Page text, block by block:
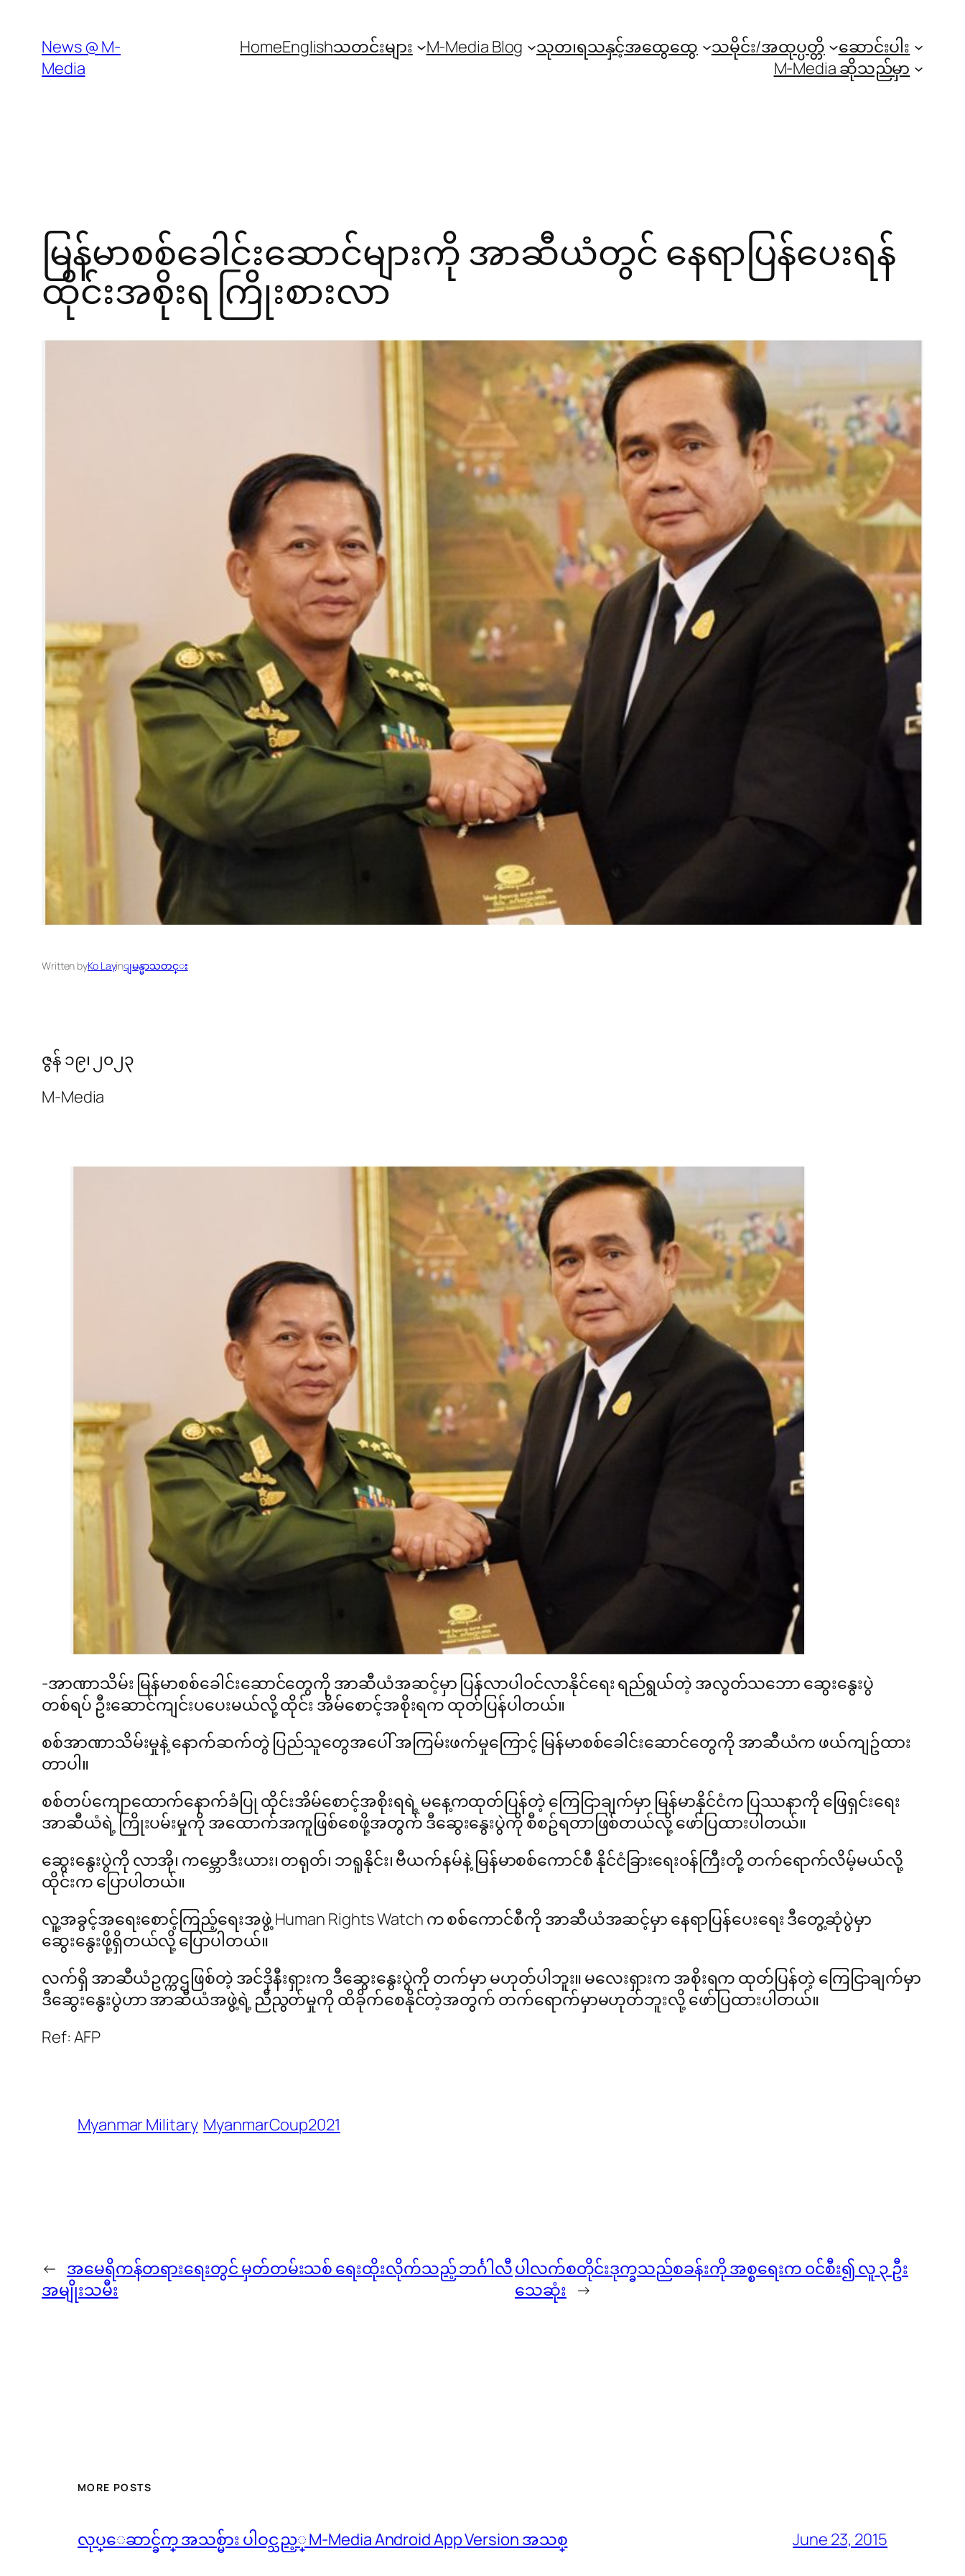
content
News @ M-
Media
HomeEnglishသတင်းများ M-Media Blog သုတ၊ရသနှင့်အထွေထွေ သမိုင်း/အထုပ္ပတ္တိ
ဆောင်းပါး
M-Media ဆိုသည်မှာ
မြန်မာစစ်ခေါင်းဆောင်များကို အာဆီယံတွင် နေရာပြန်ပေးရန်
ထိုင်းအစိုးရ ကြိုးစားလာ
Written byKo Layinျမန္မာသတင္း
ဇွန် ၁၉၊ ၂၀၂၃
M-Media
-အာဏာသိမ်း မြန်မာစစ်ခေါင်းဆောင်တွေကို အာဆီယံအဆင့်မှာ ပြန်လာပါ၀င်လာနိုင်ရေး ရည်ရွယ်တဲ့ အလွတ်သဘော ဆွေးနွေးပွဲ
တစ်ရပ် ဦးဆောင်ကျင်းပပေးမယ်လို့ ထိုင်း အိမ်စောင့်အစိုးရက ထုတ်ပြန်ပါတယ်။
စစ်အာဏာသိမ်းမှုနဲ့ နောက်ဆက်တွဲ ပြည်သူတွေအပေါ် အကြမ်းဖက်မှုကြောင့် မြန်မာစစ်ခေါင်းဆောင်တွေကို အာဆီယံက ဖယ်ကျဥ်ထား
တာပါ။
စစ်တပ်ကျောထောက်နောက်ခံပြု ထိုင်းအိမ်စောင့်အစိုးရရဲ့ မနေ့ကထုတ်ပြန်တဲ့ ကြေငြာချက်မှာ မြန်မာနိုင်ငံက ပြဿနာကို ဖြေရှင်းရေး
အာဆီယံရဲ့ ကြိုးပမ်းမှုကို အထောက်အကူဖြစ်စေဖို့အတွက် ဒီဆွေးနွေးပွဲကို စီစဥ်ရတာဖြစ်တယ်လို့ ဖော်ပြထားပါတယ်။
ဆွေးနွေးပွဲကို လာအို၊ ကမ္ဘောဒီးယား၊ တရုတ်၊ ဘရူနိုင်း၊ ဗီယက်နမ်နဲ့ မြန်မာစစ်ကောင်စီ နိုင်ငံခြားရေး၀န်ကြီးတို့ တက်ရောက်လိမ့်မယ်လို့
ထိုင်းက ပြောပါတယ်။
လူ့အခွင့်အရေးစောင့်ကြည့်ရေးအဖွဲ့ Human Rights Watch က စစ်ကောင်စီကို အာဆီယံအဆင့်မှာ နေရာပြန်ပေးရေး ဒီတွေ့ဆုံပွဲမှာ
ဆွေးနွေးဖို့ရှိတယ်လို့ ပြောပါတယ်။
လက်ရှိ အာဆီယံဥက္ကဌဖြစ်တဲ့ အင်ဒိုနီးရှားက ဒီဆွေးနွေးပွဲကို တက်မှာ မဟုတ်ပါဘူး။ မလေးရှားက အစိုးရက ထုတ်ပြန်တဲ့ ကြေငြာချက်မှာ
ဒီဆွေးနွေးပွဲဟာ အာဆီယံအဖွဲ့ရဲ့ ညီညွတ်မှုကို ထိခိုက်စေနိုင်တဲ့အတွက် တက်ရောက်မှာမဟုတ်ဘူးလို့ ဖော်ပြထားပါတယ်။
Ref: AFP
Myanmar Military MyanmarCoup2021
← အမေရိကန်တရားရေးတွင် မှတ်တမ်းသစ် ရေးထိုးလိုက်သည့် ဘင်္ဂါလီ
အမျိုးသမီး
ပါလက်စတိုင်းဒုက္ခသည်စခန်းကို အစ္စရေးက ၀င်စီး၍ လူ ၃ ဦး
သေဆုံး →
MORE POSTS
လုပ္ေဆာင္ခ်က္ အသစ္မ်ား ပါဝင္သည့္ M-Media Android App Version အသစ္ June 23, 2015